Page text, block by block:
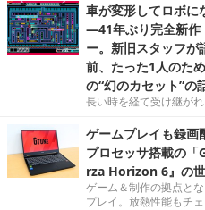
車が変形してロボに
―41年ぶり完全新作
ー。新旧スタッフが
前、たった1人のた
の“幻のカセット”の
長い時を経て受け継が
ゲームプレイも録
プロセッサ搭載の「
rza Horizon 6』の
ゲーム＆制作の拠点と
プレイ。放熱性能もチ